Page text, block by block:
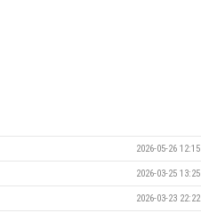
2026-05-26 12:15
2026-03-25 13:25
2026-03-23 22:22